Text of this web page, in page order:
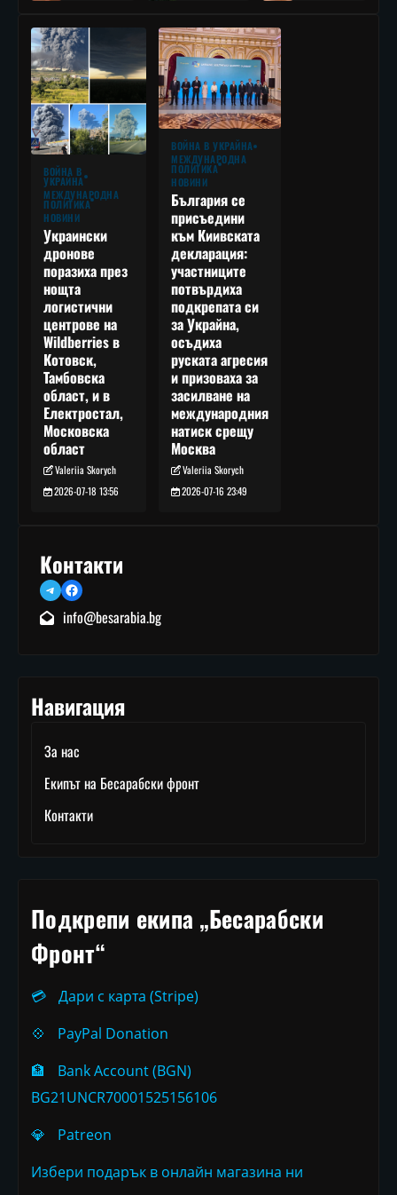
ВОЙНА В
УКРАЙНА
МЕЖДУНАРОДНА
ПОЛИТИКА
НОВИНИ
Украински
дронове
поразиха през
нощта
логистични
центрове на
Wildberries в
Котовск,
Тамбовска
област, и в
Електростал,
Московска
област
Valeriia Skorych
2026-07-18 13:56
ВОЙНА В УКРАЙНА
МЕЖДУНАРОДНА
ПОЛИТИКА
НОВИНИ
България се
присъедини
към Киивската
декларация:
участниците
потвърдиха
подкрепата си
за Украйна,
осъдиха
руската агресия
и призоваха за
засилване на
международния
натиск срещу
Москва
Valeriia Skorych
2026-07-16 23:49
Контакти
TelegramFacebook
info@besarabia.bg
Навигация
За нас
Екипът на Бесарабски фронт
Контакти
Подкрепи екипа „Бесарабски
Фронт“
💳
Дари с карта (Stripe)
💠
PayPal Donation
🏦
Bank Account (BGN)
BG21UNCR70001525156106
💎
Patreon
Избери подарък в онлайн магазина ни